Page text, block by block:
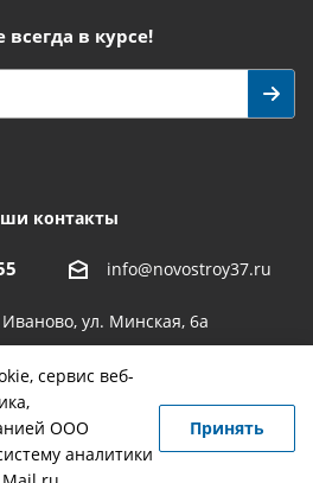
всегда в курсе!
контакты
info@novostroy37.ru
Иваново, ул. Минская, 6а
,продвижение сайта,реклама
сервис веб-
ООО
аналитики
Принять